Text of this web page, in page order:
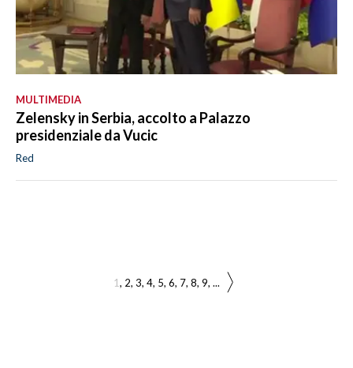
MULTIMEDIA
Zelensky in Serbia, accolto a Palazzo
presidenziale da Vucic
Red
1 2 3 4 5 6 7 8 9 ...